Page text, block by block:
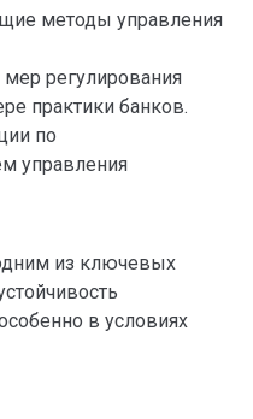
методы управления
регулирования
практики банков.
по
управления
из ключевых
в условиях